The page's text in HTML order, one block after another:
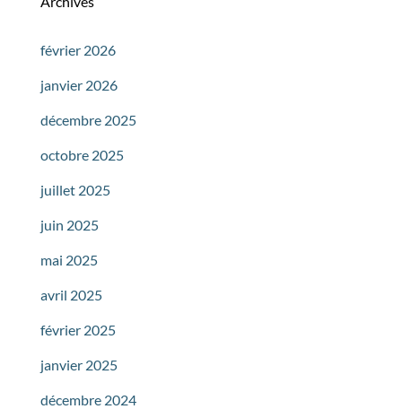
février 2026
janvier 2026
décembre 2025
octobre 2025
juillet 2025
juin 2025
mai 2025
avril 2025
février 2025
janvier 2025
décembre 2024